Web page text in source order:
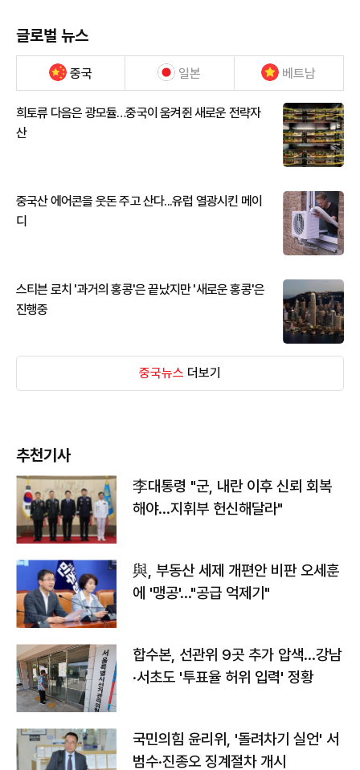
글로벌 뉴스
중국 일본 베트남
희토류 다음은 광모듈…중국이 움켜쥔 새로운 전략자
산
중국산 에어콘을 웃돈 주고 산다...유럽 열광시킨 메이
디
스티븐 로치 '과거의 홍콩'은 끝났지만 '새로운 홍콩'은
진행중
중국뉴스 더보기
추천기사
李대통령 "군, 내란 이후 신뢰 회복
해야…지휘부 헌신해달라"
與, 부동산 세제 개편안 비판 오세훈
에 '맹공'…"공급 억제기"
합수본, 선관위 9곳 추가 압색…강남
·서초도 '투표율 허위 입력' 정황
국민의힘 윤리위, '돌려차기 실언' 서
범수·진종오 징계절차 개시